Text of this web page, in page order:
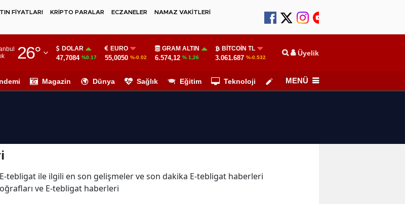
FİYATLARI KRİPTO PARALAR ECZANELER
NAMAZ VAKİTLERİ
26°
Adıyaman
Ağrı
Antalya
Artvin
Aydın
DOLAR
47,7084 %0.17
EURO
55,0050 %-0.02
GRAM ALTIN
6.574,12 % 1,26
BITCOIN TL
3.061.687 %-0.532 Üyelik
Magazin Dünya Sağlık Eğitim Teknoloji Köşe Yazarları
MENÜ
tebligat ile ilgili en son gelişmeler ve son dakika E-tebligat haberleri
ve E-tebligat haberleri